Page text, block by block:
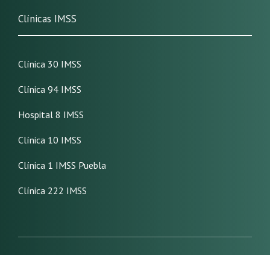
Clínicas IMSS
Clínica 30 IMSS
Clínica 94 IMSS
Hospital 8 IMSS
Clínica 10 IMSS
Clínica 1 IMSS Puebla
Clínica 222 IMSS